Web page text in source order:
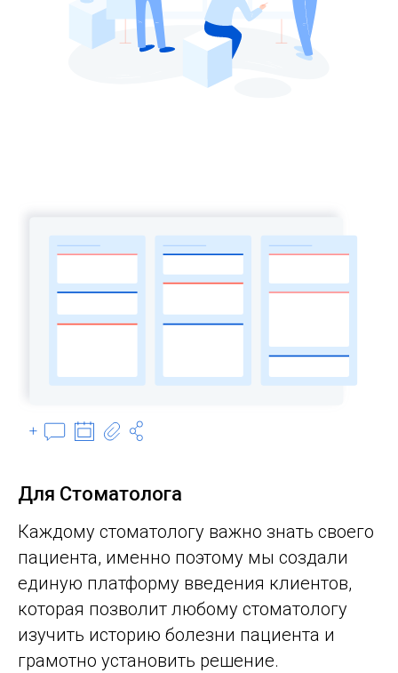
Для Стоматолога
Каждому стоматологу важно знать своего
пациента, именно поэтому мы создали
единую платформу введения клиентов,
которая позволит любому стоматологу
изучить историю болезни пациента и
грамотно установить решение.